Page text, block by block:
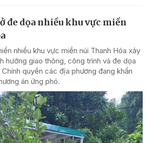
đe dọa nhiều khu vực miền
nhiều khu vực miền núi Thanh Hóa xảy
hưởng giao thông, công trình và đe dọa
quyền các địa phương đang khẩn
án ứng phó.